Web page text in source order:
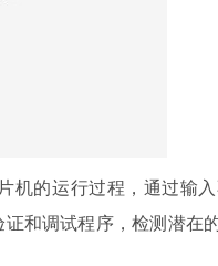
的运行过程，通过输
和调试程序，检测潜在